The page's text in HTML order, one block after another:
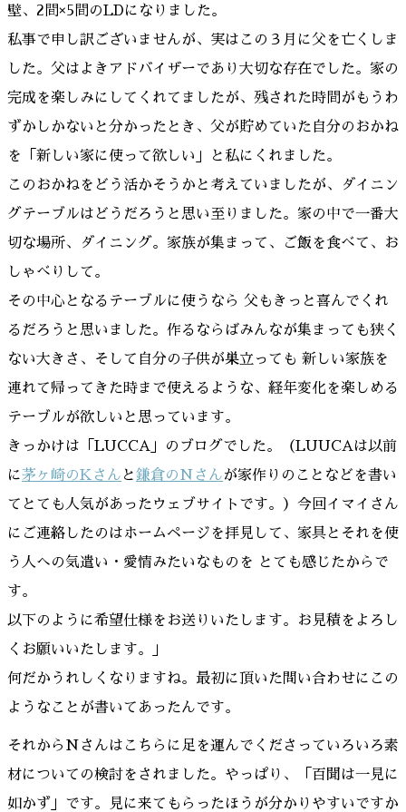
壁、2間×5間のLDになりました。
私事で申し訳ございませんが、実はこの３月に父を亡くしま
した。父はよきアドバイザーであり大切な存在でした。家の
完成を楽しみにしてくれてましたが、残された時間がもうわ
ずかしかないと分かったとき、父が貯めていた自分のおかね
を「新しい家に使って欲しい」と私にくれました。
このおかねをどう活かそうかと考えていましたが、ダイニン
グテーブルはどうだろうと思い至りました。家の中で一番大
切な場所、ダイニング。家族が集まって、ご飯を食べて、お
しゃべりして。
その中心となるテーブルに使うなら 父もきっと喜んでくれ
るだろうと思いました。作るならばみんなが集まっても狭く
ない大きさ、そして自分の子供が巣立っても 新しい家族を
連れて帰ってきた時まで使えるような、経年変化を楽しめる
テーブルが欲しいと思っています。
きっかけは「LUCCA」のブログでした。（LUUCAは以前
に茅ヶ崎のKさん と鎌倉のNさんが家作りのことなどを書い
てとても人気があったウェブサイトです。）今回イマイさん
にご連絡したのはホームページを拝見して、家具とそれを使
う人への気遣い・愛情みたいなものを とても感じたからで
す。
以下のように希望仕様をお送りいたします。お見積をよろし
くお願いいたします。」
何だかうれしくなりますね。最初に頂いた問い合わせにこの
ようなことが書いてあったんです。
それからNさんはこちらに足を運んでくださっていろいろ素
材についての検討をされました。やっぱり、「百聞は一見に
如かず」です。見に来てもらったほうが分かりやすいですか